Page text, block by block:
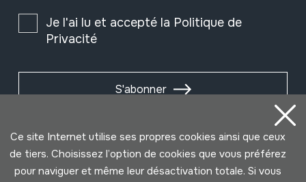
Je l'ai lu et accepté la Politique de
Privacité
S'abonner
Ce site Internet utilise ses propres cookies ainsi que ceux
de tiers. Choisissez l’option de cookies que vous préférez
pour naviguer et même leur désactivation totale. Si vous